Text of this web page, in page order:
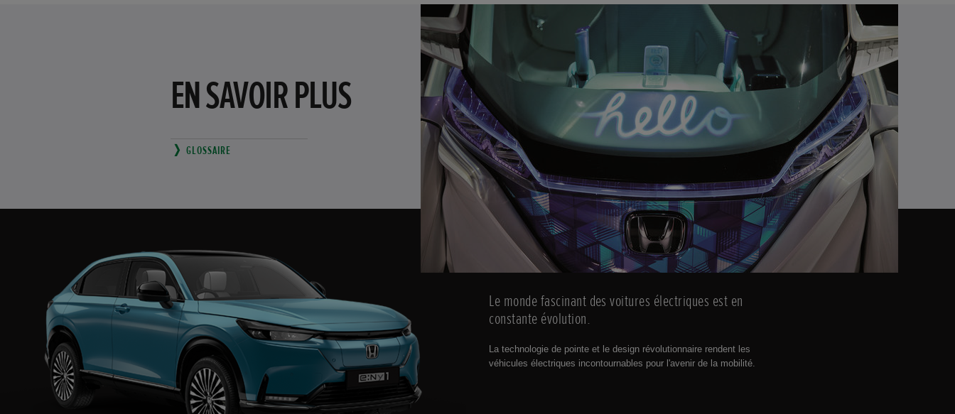
EN SAVOIR PLUS
GLOSSAIRE
Le monde fascinant des voitures électriques est en
constante évolution.
La technologie de pointe et le design révolutionnaire rendent les
véhicules électriques incontournables pour l'avenir de la mobilité.